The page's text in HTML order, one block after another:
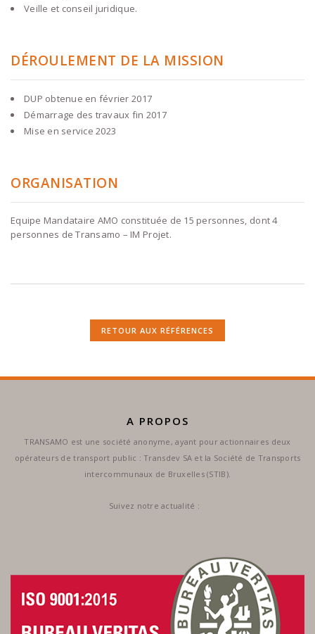
Veille et conseil juridique.
DÉROULEMENT DE LA MISSION
DUP obtenue en février 2017
Démarrage des travaux fin 2017
Mise en service 2023
ORGANISATION
Equipe Mandataire AMO constituée de 15 personnes, dont 4
personnes de Transamo – IM Projet.
RETOUR AUX RÉFÉRENCES
A PROPOS
TRANSAMO est une société anonyme, ayant pour actionnaires deux
opérateurs de transport public : Transdev SA et la Société de Transports
intercommunaux de Bruxelles (STIB).
Suivez notre actualité :